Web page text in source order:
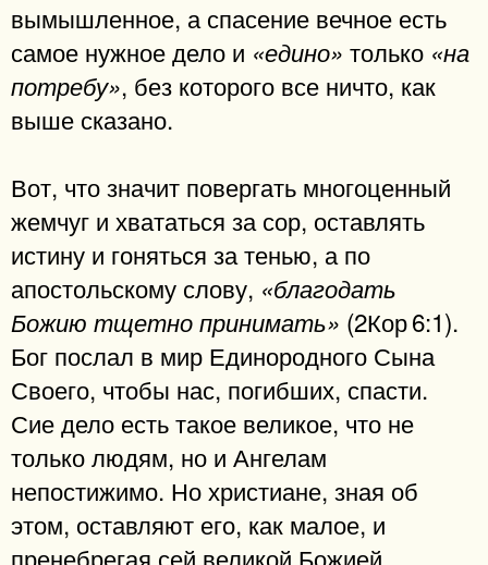
вымышленное, а спасение вечное есть
самое нужное дело и «едино» только «на
потребу», без которого все ничто, как
выше сказано.
Вот, что значит повергать многоценный
жемчуг и хвататься за сор, оставлять
истину и гоняться за тенью, а по
апостольскому слову, «благодать
Божию тщетно принимать» (2Кор 6:1).
Бог послал в мир Единородного Сына
Своего, чтобы нас, погибших, спасти.
Сие дело есть такое великое, что не
только людям, но и Ангелам
непостижимо. Но христиане, зная об
этом, оставляют его, как малое, и
пренебрегая сей великой Божией